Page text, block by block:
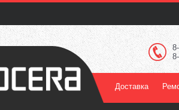
Доставка